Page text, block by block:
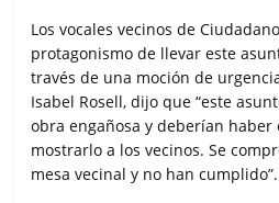
Los vocales vecinos de
protagonismo de llevar este
través de una moción de
Isabel Rosell, dijo que “este
obra engañosa y deberían
mostrarlo a los vecinos. Se
mesa vecinal y no han cumplido”.